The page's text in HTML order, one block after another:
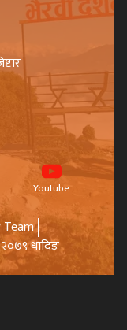
Youtube
२०७९ धादिङ